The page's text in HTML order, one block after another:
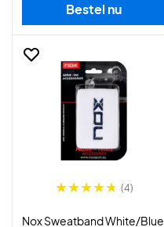
Bestel nu
(4)
Nox Sweatband White/Blue